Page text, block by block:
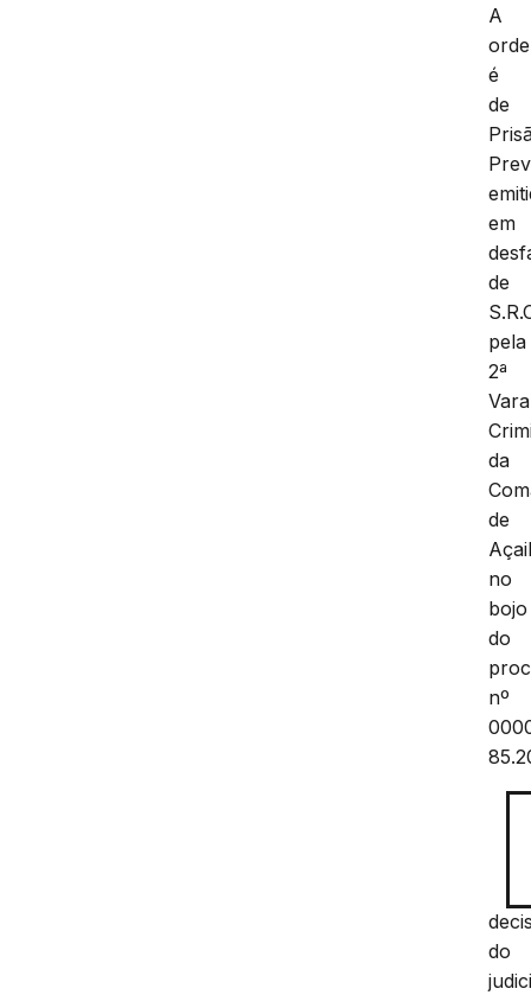
A
é
de
em
de
pela
2ª
Vara
da
de
no
bojo
do
nº
do